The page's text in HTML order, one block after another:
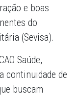
e boas
do
(Sevisa).
Saúde,
continuidade de
buscam